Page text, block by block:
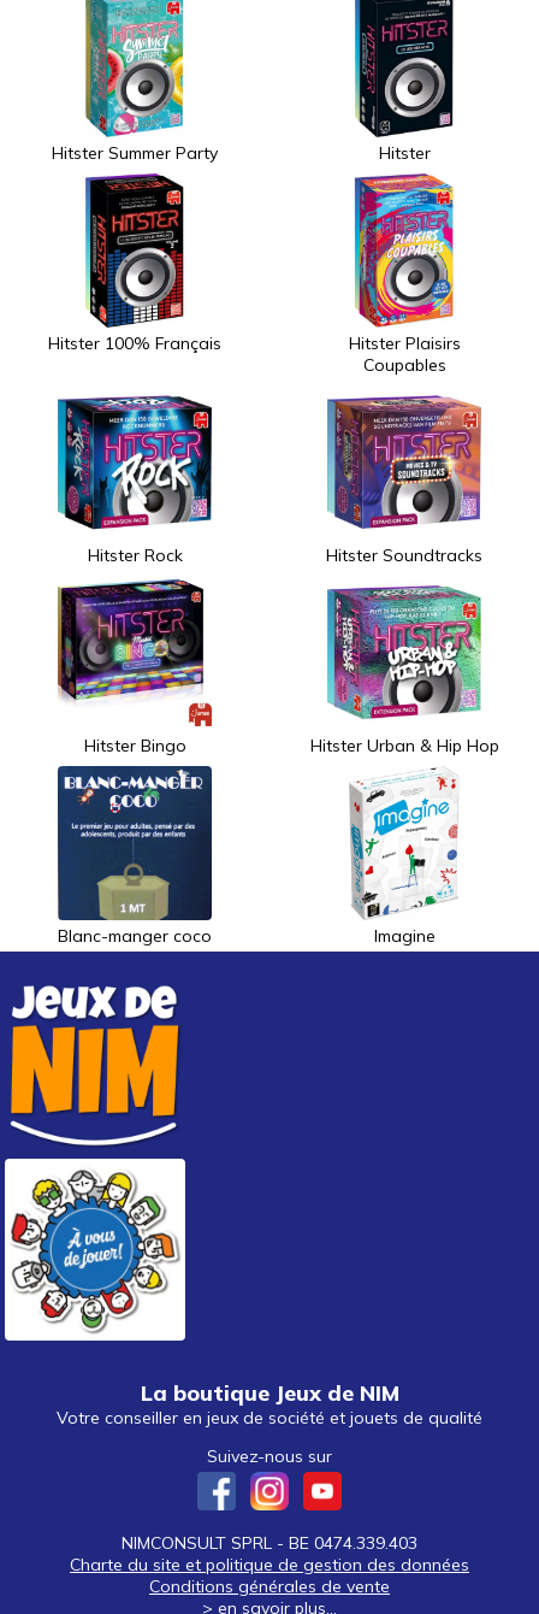
Hitster Summer Party Hitster
Hitster 100% Français
Hitster Plaisirs
Coupables
Hitster Rock Hitster Soundtracks
Hitster Bingo Hitster Urban & Hip Hop
Blanc-manger coco Imagine
La boutique Jeux de NIM
Votre conseiller en jeux de société et jouets de qualité
Suivez-nous sur
NIMCONSULT SPRL - BE 0474.339.403
Charte du site et politique de gestion des données
Conditions générales de vente
> en savoir plus...